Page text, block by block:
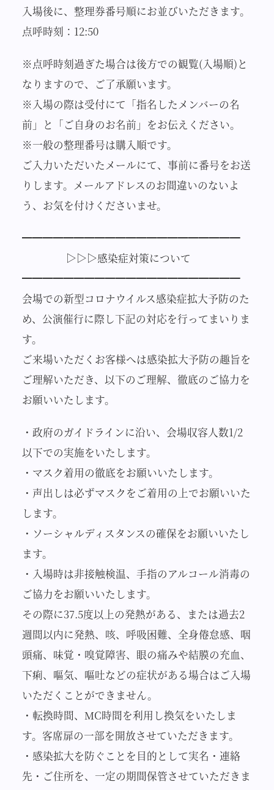
入場後に、整理券番号順にお並びいただきます。
点呼時刻：12:50
※点呼時刻過ぎた場合は後方での観覧(入場順)と
なりますので、ご了承願います。
※入場の際は受付にて「指名したメンバーの名
前」と「ご自身のお名前」をお伝えください。
※一般の整理番号は購入順です。
ご入力いただいたメールにて、事前に番号をお送
りします。メールアドレスのお間違いのないよ
う、お気を付けくださいませ。
━━━━━━━━━━━━━━━━━━━━━
▷▷▷感染症対策について
━━━━━━━━━━━━━━━━━━━━━
会場での新型コロナウイルス感染症拡大予防のた
め、公演催行に際し下記の対応を行ってまいりま
す。
ご来場いただくお客様へは感染拡大予防の趣旨を
ご理解いただき、以下のご理解、徹底のご協力を
お願いいたします。
・政府のガイドラインに沿い、会場収容人数1/2
以下での実施をいたします。
・マスク着用の徹底をお願いいたします。
・声出しは必ずマスクをご着用の上でお願いいた
します。
・ソーシャルディスタンスの確保をお願いいたし
ます。
・入場時は非接触検温、手指のアルコール消毒の
ご協力をお願いいたします。
その際に37.5度以上の発熱がある、または過去2
週間以内に発熱、咳、呼吸困難、全身倦怠感、咽
頭痛、味覚・嗅覚障害、眼の痛みや結膜の充血、
下痢、嘔気、嘔吐などの症状がある場合はご入場
いただくことができません。
・転換時間、MC時間を利用し換気をいたしま
す。客席扉の一部を開放させていただきます。
・感染拡大を防ぐことを目的として実名・連絡
先・ご住所を、一定の期間保管させていただきま